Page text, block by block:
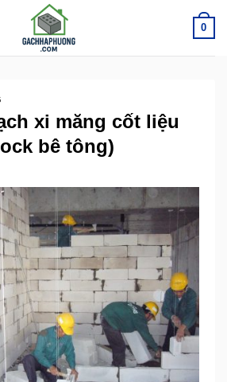
0
xi măng cốt liệu
bê tông)